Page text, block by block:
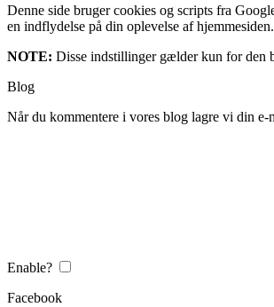
Denne side bruger cookies og scripts fra
en indflydelse på din oplevelse af hjemmesiden.
NOTE: Disse indstillinger gælder kun for den
Blog
Når du kommentere i vores blog lagre vi din e-
Enable?
Facebook